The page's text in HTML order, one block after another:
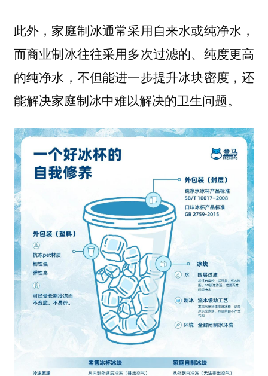
此外，家庭制冰通常采用自来水或纯净水，
而商业制冰往往采用多次过滤的、纯度更高
的纯净水，不但能进一步提升冰块密度，还
能解决家庭制冰中难以解决的卫生问题。